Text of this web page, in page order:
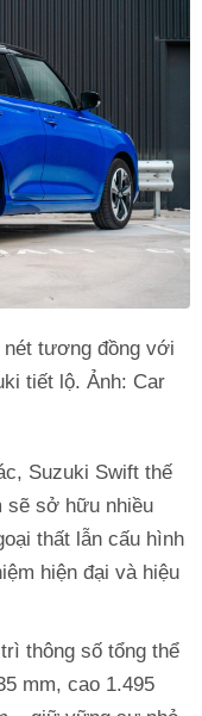
tương đồng với
tiết lộ. Ảnh: Car
Suzuki Swift thế
sẽ sở hữu nhiều
thất lẫn cấu hình
hiện đại và hiệu
thông số tổng thể
mm, cao 1.495